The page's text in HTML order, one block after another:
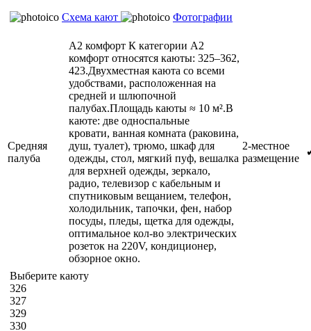
Схема кают
Фотографии
Средняя
палуба
А2 комфорт К категории А2
комфорт относятся каюты: 325–362,
423.Двухместная каюта со всеми
удобствами, расположенная на
средней и шлюпочной
палубах.Площадь каюты ≈ 10 м².В
каюте: две односпальные
кровати, ванная комната (раковина,
душ, туалет), трюмо, шкаф для
одежды, стол, мягкий пуф, вешалка
для верхней одежды, зеркало,
радио, телевизор с кабельным и
спутниковым вещанием, телефон,
холодильник, тапочки, фен, набор
посуды, пледы, щетка для одежды,
оптимальное кол-во электрических
розеток на 220V, кондиционер,
обзорное окно.
2-местное
размещение
Выберите каюту
326
327
329
330